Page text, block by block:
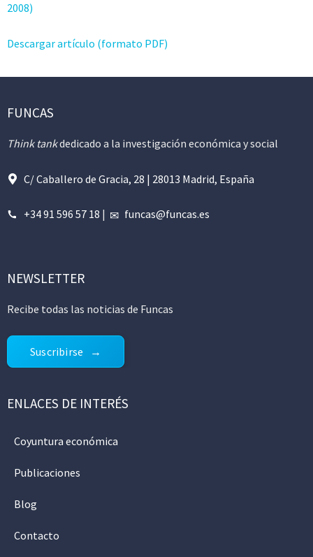
2008)
Descargar artículo (formato PDF)
FUNCAS
Think tankdedicado a la investigación económica y social
C/ Caballero de Gracia, 28 | 28013 Madrid, España
+34 91 596 57 18 | funcas@funcas.es
NEWSLETTER
Recibe todas las noticias de Funcas
Suscribirse
ENLACES DE INTERÉS
Coyuntura económica
Publicaciones
Blog
Contacto